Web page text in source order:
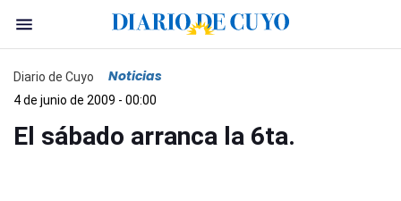
Diario de Cuyo Noticias
4 de junio de 2009 - 00:00
El sábado arranca la 6ta.